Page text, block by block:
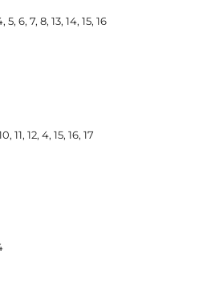
6, 7, 8, 13, 14, 15, 16
11, 12, 4, 15, 16, 17